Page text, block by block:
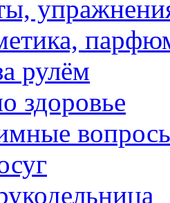
рулём
здоровье